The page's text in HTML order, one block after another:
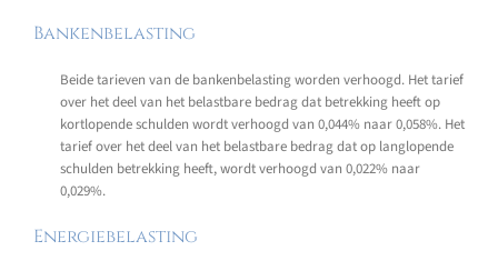
Bankenbelasting
Beide tarieven van de bankenbelasting worden verhoogd. Het tarief
over het deel van het belastbare bedrag dat betrekking heeft op
kortlopende schulden wordt verhoogd van 0,044% naar 0,058%. Het
tarief over het deel van het belastbare bedrag dat op langlopende
schulden betrekking heeft, wordt verhoogd van 0,022% naar
0,029%.
Energiebelasting